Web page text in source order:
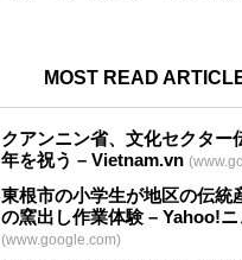
MOST READ
クアンニン省、文化セクター
年を祝う – Vietnam.vn
東根市の小学生が地区の伝統
の窯出し作業体験 – Yahoo!ニ
(www.google.com)